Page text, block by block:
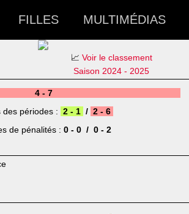
FILLES MULTIMÉDIAS
📈 Voir le classement
Saison 2024 - 2025
4 - 7
des périodes : 2 - 1 / 2 - 6
de pénalités : 0 - 0 / 0 - 2